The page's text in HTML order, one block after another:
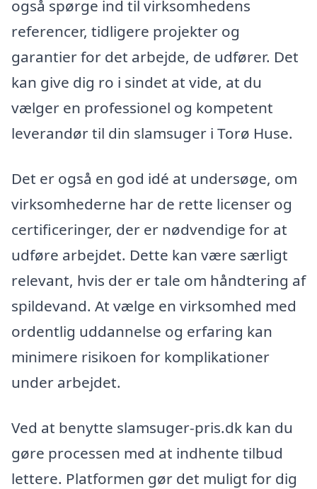
også spørge ind til virksomhedens
referencer, tidligere projekter og
garantier for det arbejde, de udfører. Det
kan give dig ro i sindet at vide, at du
vælger en professionel og kompetent
leverandør til din slamsuger i Torø Huse.
Det er også en god idé at undersøge, om
virksomhederne har de rette licenser og
certificeringer, der er nødvendige for at
udføre arbejdet. Dette kan være særligt
relevant, hvis der er tale om håndtering af
spildevand. At vælge en virksomhed med
ordentlig uddannelse og erfaring kan
minimere risikoen for komplikationer
under arbejdet.
Ved at benytte slamsuger-pris.dk kan du
gøre processen med at indhente tilbud
lettere. Platformen gør det muligt for dig